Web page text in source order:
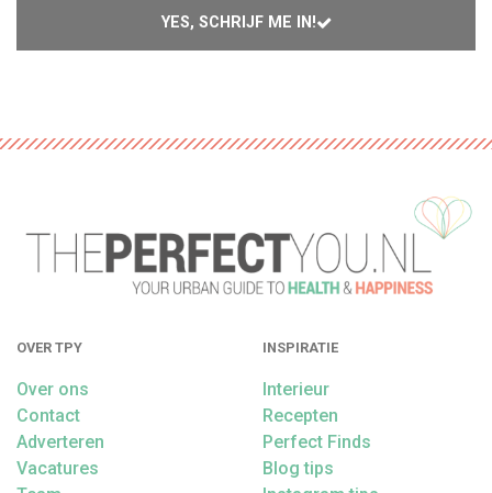
YES, SCHRIJF ME IN!
OVER TPY
Over ons
Contact
Adverteren
Vacatures
INSPIRATIE
Interieur
Recepten
Perfect Finds
Blog tips